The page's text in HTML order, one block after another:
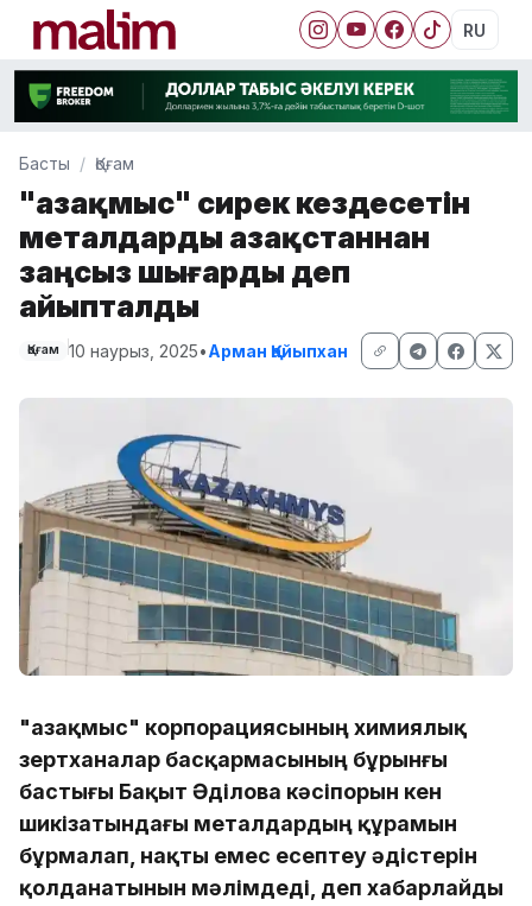
RU
Басты Қоғам
"Қазақмыс" сирек кездесетін
металдарды Қазақстаннан
заңсыз шығарды деп
айыпталды
Қоғам 10 наурыз, 2025•Арман Қайыпхан
"Қазақмыс" корпорациясының химиялық
зертханалар басқармасының бұрынғы
бастығы Бақыт Әділова кәсіпорын кен
шикізатындағы металдардың құрамын
бұрмалап, нақты емес есептеу әдістерін
қолданатынын мәлімдеді, деп хабарлайды